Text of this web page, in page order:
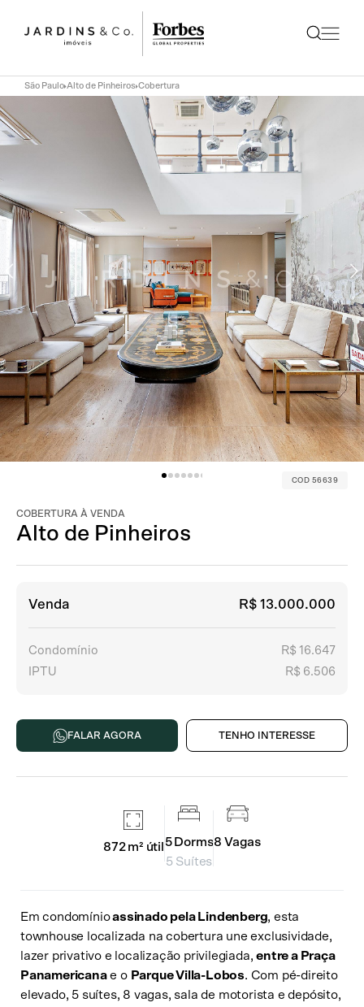
São Paulo Alto de Pinheiros Cobertura
COD 56639
COBERTURA À VENDA
Alto de Pinheiros
Venda R$ 13.000.000
Condomínio
R$ 16.647
IPTU
R$ 6.506
FALAR AGORA TENHO INTERESSE
872 m² útil 5Dorms
5 Suítes
8 Vagas
Em condomínioassinado pela Lindenberg, esta
townhouse localizada na cobertura une exclusividade,
lazer privativo e localização privilegiada,entre a Praça
Panamericanae o Parque Villa-Lobos. Com pé-direito
elevado, 5 suítes, 8 vagas, sala de motorista e depósito,